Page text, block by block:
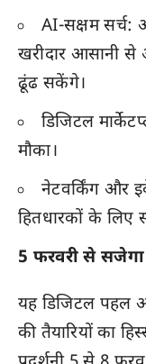
AI-सक्षम सर्च:
खरीदार आसानी
ढूंढ सकेंगे।
डिजिटल
मौका।
नेटवर्किंग और
हितधारकों के लिए
5 फरवरी से सजेगा
यह डिजिटल पहल
की तैयारियों का